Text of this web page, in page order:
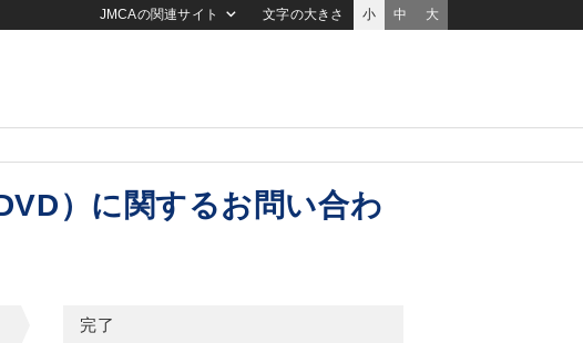
JMCAの関連サイト 文字の大きさ 小 中 大
）に関するお問い合わ
完了